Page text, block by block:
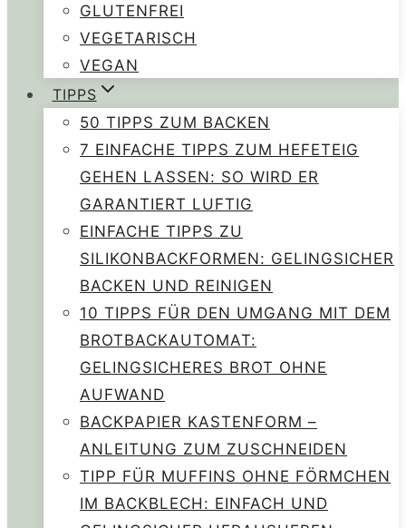
GLUTENFREI
VEGETARISCH
VEGAN
TIPPS
50 TIPPS ZUM BACKEN
7 EINFACHE TIPPS ZUM HEFETEIG
GEHEN LASSEN: SO WIRD ER
GARANTIERT LUFTIG
EINFACHE TIPPS ZU
SILIKONBACKFORMEN: GELINGSICHER
BACKEN UND REINIGEN
10 TIPPS FÜR DEN UMGANG MIT DEM
BROTBACKAUTOMAT:
GELINGSICHERES BROT OHNE
AUFWAND
BACKPAPIER KASTENFORM –
ANLEITUNG ZUM ZUSCHNEIDEN
TIPP FÜR MUFFINS OHNE FÖRMCHEN
IM BACKBLECH: EINFACH UND